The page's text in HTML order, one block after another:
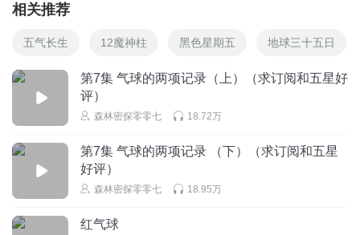
相关推荐
五气长生 12魔神柱 黑色星期五 地球三十五日
第7集 气球的两项记录（上）（求订阅和五星好
评）
森林密探零零七 18.72万
第7集 气球的两项记录 （下）（求订阅和五星
好评）
森林密探零零七 18.95万
红气球